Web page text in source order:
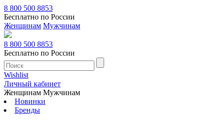
8 800 500 8853
Бесплатно по России
Женщинам Мужчинам
8 800 500 8853
Бесплатно по России
Wishlist
Личный кабинет
Женщинам Мужчинам
Новинки
Бренды